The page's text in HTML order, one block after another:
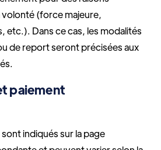
(force majeure,
etc.). Dans ce cas, les modalités
de report seront précisées aux
paiement
indiqués sur la page